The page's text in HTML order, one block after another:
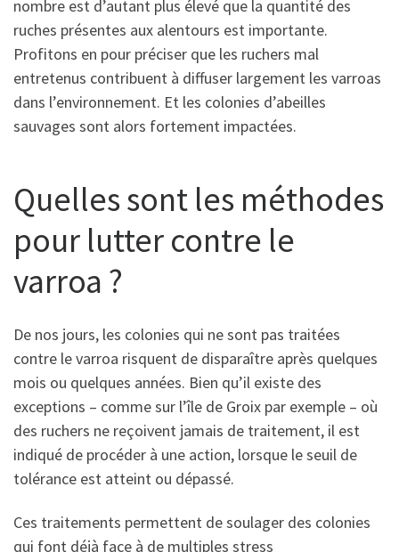
nombre est d’autant plus élevé que la quantité des
ruches présentes aux alentours est importante.
Profitons en pour préciser que les ruchers mal
entretenus contribuent à diffuser largement les varroas
dans l’environnement. Et les colonies d’abeilles
sauvages sont alors fortement impactées.
Quelles sont les méthodes
pour lutter contre le
varroa ?
De nos jours, les colonies qui ne sont pas traitées
contre le varroa risquent de disparaître après quelques
mois ou quelques années. Bien qu’il existe des
exceptions – comme sur l’île de Groix par exemple – où
des ruchers ne reçoivent jamais de traitement, il est
indiqué de procéder à une action, lorsque le seuil de
tolérance est atteint ou dépassé.
Ces traitements permettent de soulager des colonies
qui font déjà face à de multiples stress